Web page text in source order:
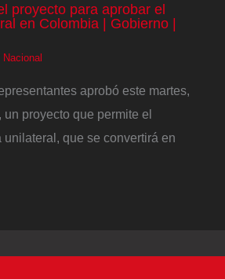
proyecto para aprobar el
en Colombia | Gobierno |
Nacional
aprobó este martes,
un proyecto que permite el
unilateral, que se convertirá en